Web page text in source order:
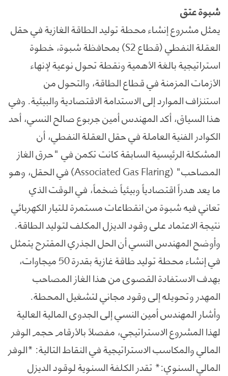
شبوة عتق
يمثل مشروع إنشاء محطة توليد الطاقة الغازية في حقل
العقلة النفطي (قطاع S2) بمحافظة شبوة، خطوة
استراتيجية بالغة الأهمية ونقطة تحول نوعية لإنهاء
الأزمات المزمنة في قطاع الطاقة، والتحول من
استنزاف الموارد إلى الاستدامة الاقتصادية والبيئية. وفي
هذا السياق، أكد المهندس أمين جربوع صالح النسي، أحد
الكوادر الفنية العاملة في حقل العقلة النفطي، أن
المشكلة الرئيسية السابقة كانت تكمن في "حرق الغاز
المصاحب" (Associated Gas Flaring) في الحقل، وهو
ما يعد هدراً اقتصادياً وبيئياً ضخماً، في الوقت الذي
تعاني فيه شبوة من انقطاعات مستمرة للتيار الكهربائي
نتيجة الاعتماد على وقود الديزل المكلف لتوليد الطاقة.
وأوضح المهندس النسي أن الحل الجذري المقترح يتمثل
في إنشاء محطة توليد طاقة غازية بقدرة 50 ميجاوات،
بهدف الاستفادة القصوى من هذا الغاز المصاحب
المهدر وتحويله إلى وقود مجاني لتشغيل المحطة.
وأشار المهندس أمين النسي إلى الجدوى المالية العالية
لهذا المشروع الاستراتيجي، مفصلاً بالأرقام حجم الوفر
المالي والمكاسب الاستراتيجية في النقاط التالية: *الوفر
المالي السنوي:* تقدر الكلفة السنوية لوقود الديزل